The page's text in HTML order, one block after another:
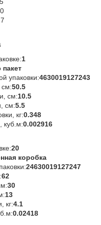
1
пакет
упаковки:4630019127243
см:50.5
см:10.5
см:5.5
кг:0.348
куб.м:0.002916
20
коробка
24630019127247
62
30
13
кг:4.1
0.02418